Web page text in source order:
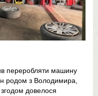
переробляти машину
родом з Володимира,
довелося